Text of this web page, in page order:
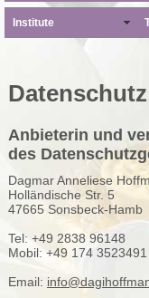
Institute
Datenschutz
Anbieterin und
des
Dagmar Anneliese
Holländische Str. 5
47665 Sonsbeck-Hamb
Tel: +49 2838 96148
Mobil: +49 174 3523491
Email: